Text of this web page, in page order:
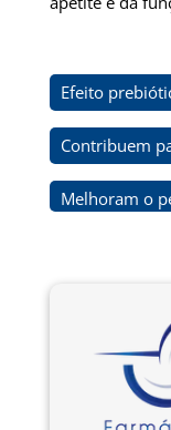
Efeito
Contribuem
Melhoram o